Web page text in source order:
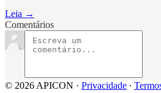
Leia →
Comentários
© 2026 APICON · Privacidade ∙